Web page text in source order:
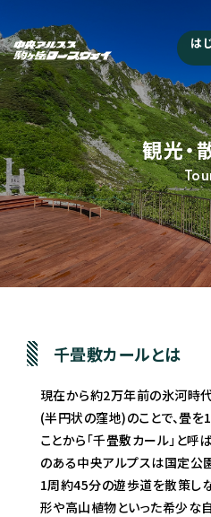
は
観光・
千畳敷カールとは
現在から約2万年前の氷河時
(半円状の窪地)のことで、畳
ことから「千畳敷カール」と呼
のある中央アルプスは国定公
1周約45分の遊歩道を散策し
形や高山植物といった希少な